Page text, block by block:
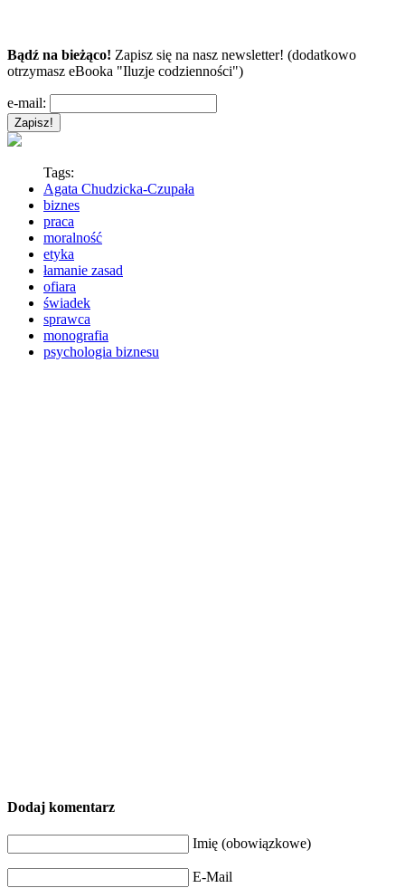
Bądź na bieżąco! Zapisz się na nasz newsletter! (dodatkowo
otrzymasz eBooka "Iluzje codzienności")
e-mail:
Tags:
Agata Chudzicka-Czupała
biznes
praca
moralność
etyka
łamanie zasad
ofiara
świadek
sprawca
monografia
psychologia biznesu
Dodaj komentarz
Imię (obowiązkowe)
E-Mail